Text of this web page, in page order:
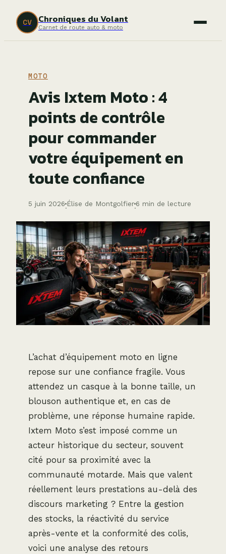
CV Chroniques du Volant
Carnet de route auto & moto
MOTO
Avis Ixtem Moto : 4
points de contrôle
pour commander
votre équipement en
toute confiance
5 juin 2026
·
Élise de Montgolfier
·
6 min de lecture
L’achat d’équipement moto en ligne
repose sur une confiance fragile. Vous
attendez un casque à la bonne taille, un
blouson authentique et, en cas de
problème, une réponse humaine rapide.
Ixtem Moto s’est imposé comme un
acteur historique du secteur, souvent
cité pour sa proximité avec la
communauté motarde. Mais que valent
réellement leurs prestations au-delà des
discours marketing ? Entre la gestion
des stocks, la réactivité du service
après-vente et la conformité des colis,
voici une analyse des retours